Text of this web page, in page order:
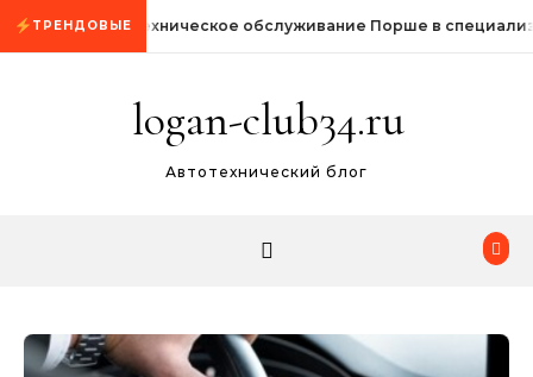
Промотать к содержимому
ТРЕНДОВЫЕТехническое обслуживание Порше в
logan-club34.ru
Автотехнический блог